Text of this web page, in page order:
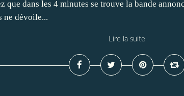
que dans les 4 minutes se trouve la bande
ne dévoile...
Lire la suite